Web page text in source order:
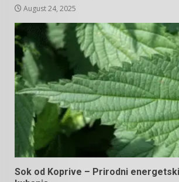
August 24, 2025
Sok od Koprive – Prirodni